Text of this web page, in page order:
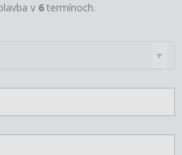
plavba v 6 termínoch.